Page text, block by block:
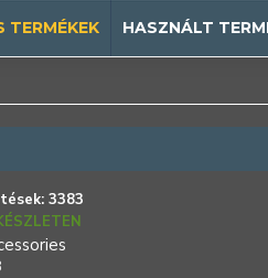
TERMÉKEK HASZNÁLT
3383